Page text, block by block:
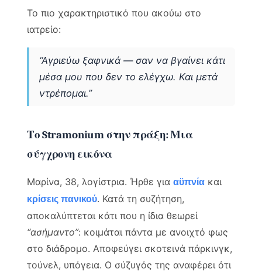
Το πιο χαρακτηριστικό που ακούω στο
ιατρείο:
“Αγριεύω ξαφνικά — σαν να βγαίνει κάτι
μέσα μου που δεν το ελέγχω. Και μετά
ντρέπομαι.”
Το Stramonium στην πράξη: Μια
σύγχρονη εικόνα
Μαρίνα, 38, λογίστρια. Ήρθε γιααϋπνία και
κρίσεις πανικού. Κατά τη συζήτηση,
αποκαλύπτεται κάτι που η ίδια θεωρεί
“ασήμαντο”: κοιμάται πάντα με ανοιχτό φως
στο διάδρομο. Αποφεύγει σκοτεινά πάρκινγκ,
τούνελ, υπόγεια. Ο σύζυγός της αναφέρει ότι